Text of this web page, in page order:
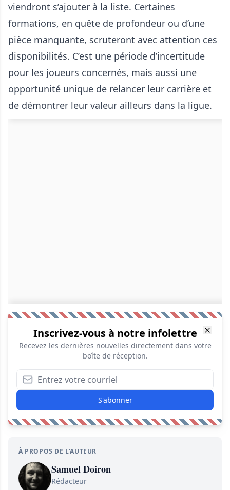
viendront s’ajouter à la liste. Certaines
formations, en quête de profondeur ou d’une
pièce manquante, scruteront avec attention ces
disponibilités. C’est une période d’incertitude
pour les joueurs concernés, mais aussi une
opportunité unique de relancer leur carrière et
de démontrer leur valeur ailleurs dans la ligue.
Inscrivez-vous à notre infolettre
Recevez les dernières nouvelles directement dans votre
boîte de réception.
S'abonner
À PROPOS DE L'AUTEUR
Samuel Doiron
Rédacteur